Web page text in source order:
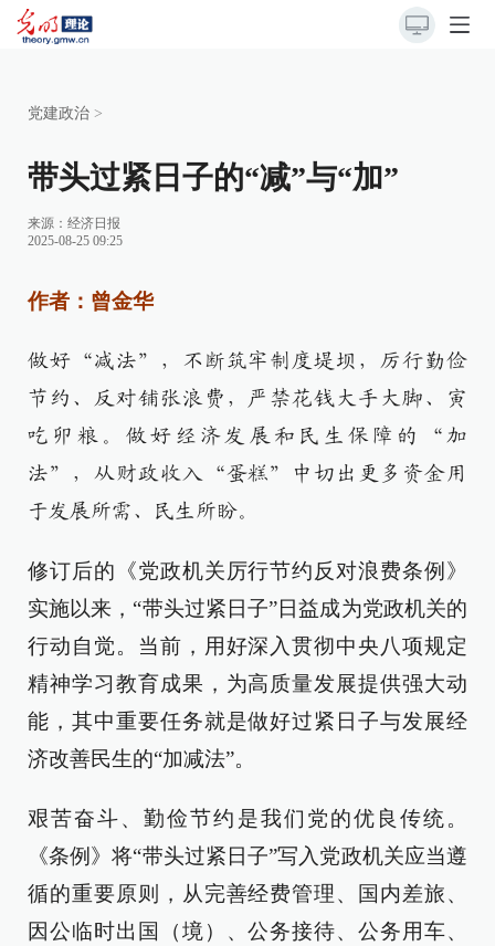
党建政治 >
带头过紧日子的“减”与“加”
来源： 经济日报
2025-08-25 09:25
作者：曾金华
做好“减法”，不断筑牢制度堤坝，厉行勤俭
节约、反对铺张浪费，严禁花钱大手大脚、寅
吃卯粮。做好经济发展和民生保障的“加
法”，从财政收入“蛋糕”中切出更多资金用
于发展所需、民生所盼。
修订后的《党政机关厉行节约反对浪费条例》
实施以来，“带头过紧日子”日益成为党政机关的
行动自觉。当前，用好深入贯彻中央八项规定
精神学习教育成果，为高质量发展提供强大动
能，其中重要任务就是做好过紧日子与发展经
济改善民生的“加减法”。
艰苦奋斗、勤俭节约是我们党的优良传统。
《条例》将“带头过紧日子”写入党政机关应当遵
循的重要原则，从完善经费管理、国内差旅、
因公临时出国（境）、公务接待、公务用车、